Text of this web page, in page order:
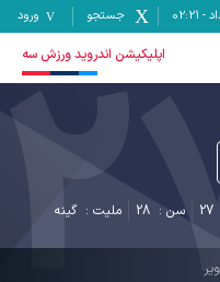
-
02:21 جستجو ورود
اپلیکیشن اندروید ورزش سه
27 سن : 28 ملیت : گینه